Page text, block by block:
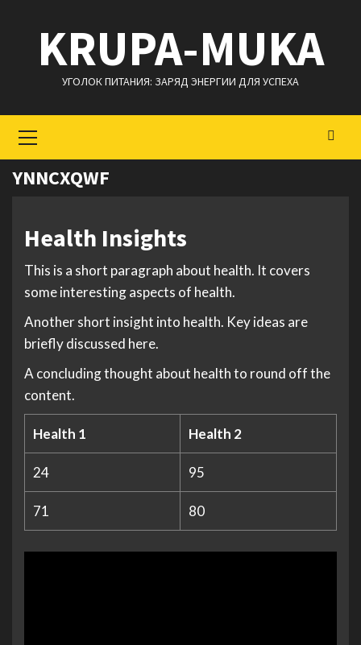
содержимому
KRUPA-MUKA
УГОЛОК ПИТАНИЯ: ЗАРЯД ЭНЕРГИИ ДЛЯ УСПЕХА
меню
YNNCXQWF
Health Insights
This is a short paragraph about health. It covers
some interesting aspects of health.
Another short insight into health. Key ideas are
briefly discussed here.
A concluding thought about health to round off the
content.
Health 1 Health 2
24 95
71 80